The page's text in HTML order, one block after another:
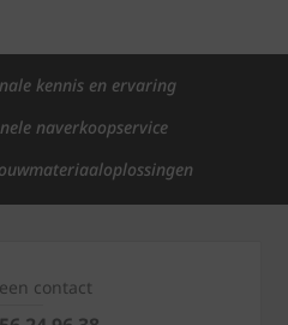
kennis en ervaring
naverkoopservice
contact